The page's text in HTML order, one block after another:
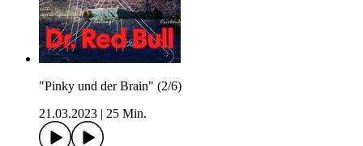
"Pinky und der Brain" (2/6)
21.03.2023
25 Min.